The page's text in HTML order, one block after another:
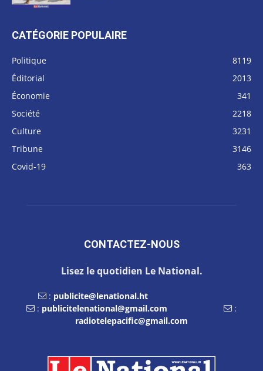
CATÉGORIE POPULAIRE
Politique
8119
Éditorial
2013
Économie
341
Société
2218
Culture
3231
Tribune
3146
Covid-19
363
CONTACTEZ-NOUS
Lisez le quotidien Le National.
: publicite@lenational.ht
: publicitelenational@gmail.com
:
radiotelepacific@gmail.com